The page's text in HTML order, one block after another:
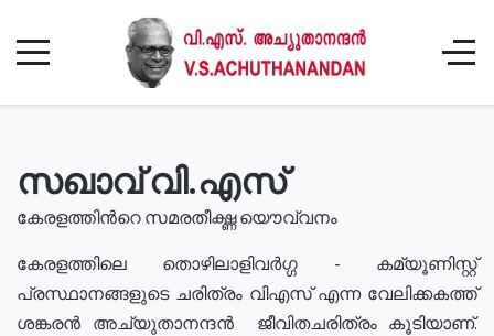
സഖാവ് വി.എസ്
കേരളത്തിൻറെ സമരതീക്ഷ്ണ യൌവ്വനം
കേരളത്തിലെ തൊഴിലാളിവർഗ്ഗ - കമ്യൂണിസ്റ്റ്
പ്രസ്ഥാനങ്ങളുടെ ചരിത്രം വിഎസ് എന്ന വേലിക്കകത്ത്
ശങ്കരൻ അച്യുതാനന്ദൻ ജീവിതചരിത്രം കൂടിയാണ്.